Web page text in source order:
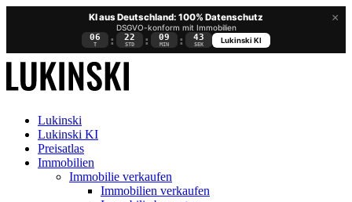
×
KI aus Deutschland: 100% Datenschutz
DSGVO-konform mit Immobilien
06
T : 22
STD : 09
MIN : 42
SEK
Lukinski KI
Lukinski
Lukinski KI
Preisatlas
Immobilien
Immobilie verkaufen
Immobilien verkaufen